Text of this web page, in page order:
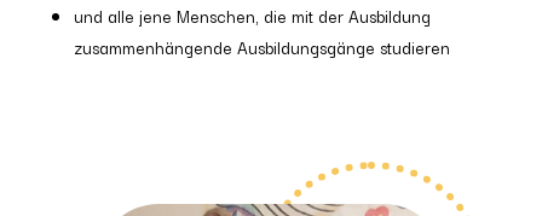
und alle jene Menschen, die mit der Ausbildung
zusammenhängende Ausbildungsgänge studieren